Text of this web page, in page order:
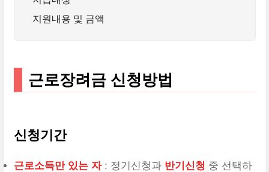
지원내용 및 금액
근로장려금 신청방법
신청기간
근로소득만 있는 자: 정기신청과 반기신청 중 선택하